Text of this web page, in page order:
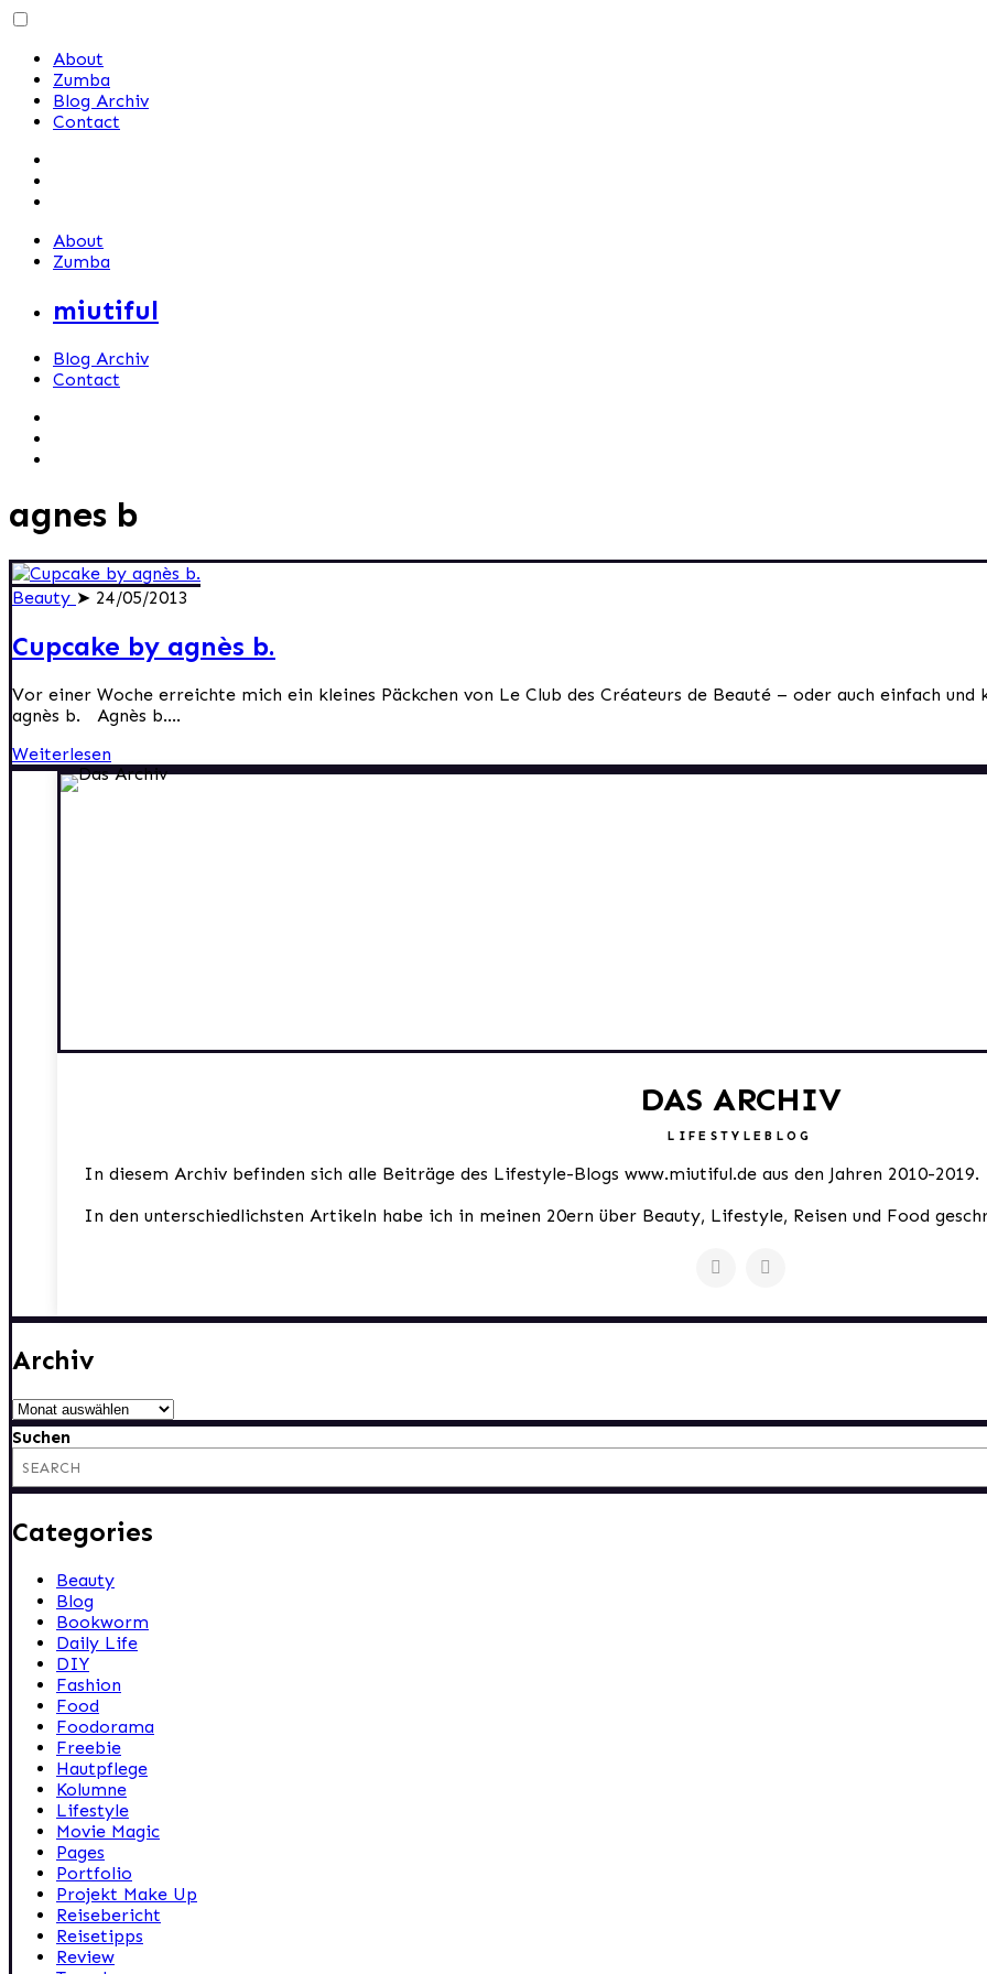
Skip
contentAbout
Zumba
Blog Archiv
Contact
About
Zumba
miutiful
Blog Archiv
Contact
agnes b
Beauty ➤ 24/05/2013
Cupcake by agnès b.
Vor einer Woche erreichte mich ein kleines Päckchen von Le Club des Créateurs de Beauté – oder auch einfach
agnès b. Agnès b....
Weiterlesen
DAS ARCHIV
LIFESTYLEBLOG
In diesem Archiv befinden sich alle Beiträge des Lifestyle-Blogs www.miutiful.de aus den Jahren 2010-2019.
In den unterschiedlichsten Artikeln habe ich in meinen 20ern über Beauty, Lifestyle, Reisen und Food
Archiv
Archiv
Suchen
Categories
Beauty
Blog
Bookworm
Daily Life
DIY
Fashion
Food
Foodorama
Freebie
Hautpflege
Kolumne
Lifestyle
Movie Magic
Pages
Portfolio
Projekt Make Up
Reisebericht
Reisetipps
Review